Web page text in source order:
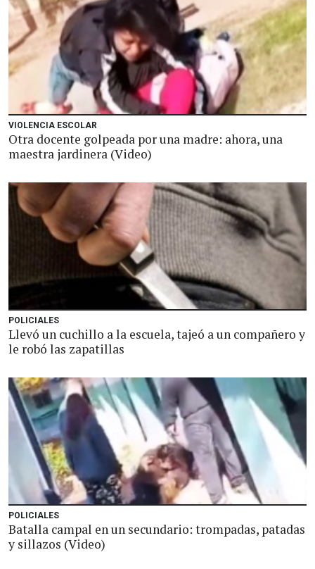
VIOLENCIA ESCOLAR
Otra docente golpeada por una madre: ahora, una
maestra jardinera (Video)
POLICIALES
Llevó un cuchillo a la escuela, tajeó a un compañero y
le robó las zapatillas
POLICIALES
Batalla campal en un secundario: trompadas, patadas
y sillazos (Video)